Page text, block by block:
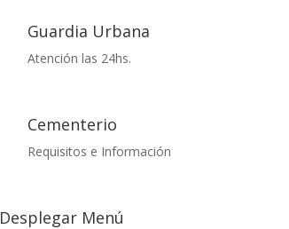
Guardia Urbana
Atención las 24hs.
Cementerio
Requisitos e Información
Desplegar Menú